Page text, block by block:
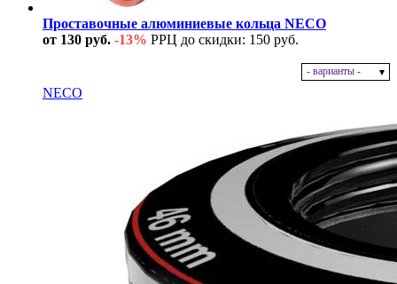
Проставочные алюминиевые кольца NECO
от 130 руб. -13% РРЦ до скидки: 150 руб.
- варианты -
NECO